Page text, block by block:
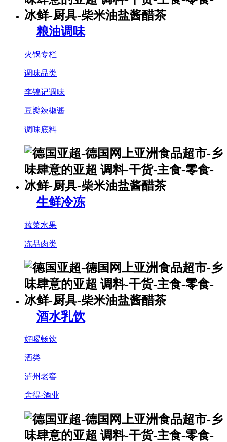
粮油调味
火锅专栏
调味品类
李锦记调味
豆瓣辣椒酱
调味底料
生鲜冷冻
蔬菜水果
冻品肉类
酒水乳饮
好喝畅饮
酒类
泸州老窖
舍得·酒业